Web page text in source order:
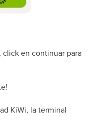
click en continuar para
KiWi, la terminal